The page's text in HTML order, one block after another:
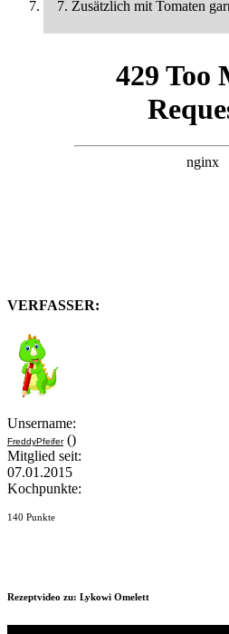
7. Zusätzlich mit Tomaten
VERFASSER:
Unsername:
FreddyPfeifer()
Mitglied seit:
07.01.2015
Kochpunkte:
140 Punkte
Rezeptvideo zu: Lykowi Omelett